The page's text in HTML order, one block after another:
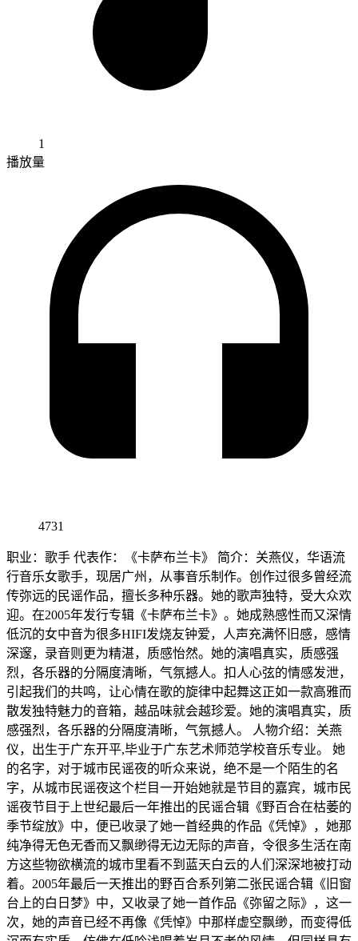
1
播放量
4731
职业：歌手 代表作：《卡萨布兰卡》 简介：关燕仪，华语流
行音乐女歌手，现居广州，从事音乐制作。创作过很多曾经流
传弥远的民谣作品，擅长多种乐器。她的歌声独特，受大众欢
迎。在2005年发行专辑《卡萨布兰卡》。她成熟感性而又深情
低沉的女中音为很多HIFI发烧友钟爱，人声充满怀旧感，感情
深邃，录音则更为精湛，质感怡然。她的演唱真实，质感强
烈，各乐器的分隔度清晰，气氛撼人。扣人心弦的情感发泄，
引起我们的共鸣，让心情在歌的旋律中起舞这正如一款高雅而
散发独特魅力的音箱，越品味就会越珍爱。她的演唱真实，质
感强烈，各乐器的分隔度清晰，气氛撼人。 人物介绍：关燕
仪，出生于广东开平,毕业于广东艺术师范学校音乐专业。 她
的名字，对于城市民谣夜的听众来说，绝不是一个陌生的名
字，从城市民谣夜这个栏目一开始她就是节目的嘉宾，城市民
谣夜节目于上世纪最后一年推出的民谣合辑《野百合在枯萎的
季节绽放》中，便已收录了她一首经典的作品《凭悼》，她那
纯净得无色无香而又飘缈得无边无际的声音，令很多生活在南
方这些物欲横流的城市里看不到蓝天白云的人们深深地被打动
着。2005年最后一天推出的野百合系列第二张民谣合辑《旧窗
台上的白日梦》中，又收录了她一首作品《弥留之际》，这一
次，她的声音已经不再像《凭悼》中那样虚空飘缈，而变得低